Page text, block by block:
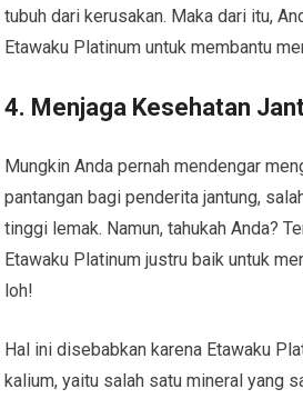
tubuh dari kerusakan. Maka dari itu,
Etawaku Platinum untuk membantu
4. Menjaga Kesehatan
Mungkin Anda pernah mendengar
pantangan bagi penderita jantung,
tinggi lemak. Namun, tahukah Anda?
Etawaku Platinum justru baik untuk
loh!
Hal ini disebabkan karena Etawaku
kalium, yaitu salah satu mineral yang